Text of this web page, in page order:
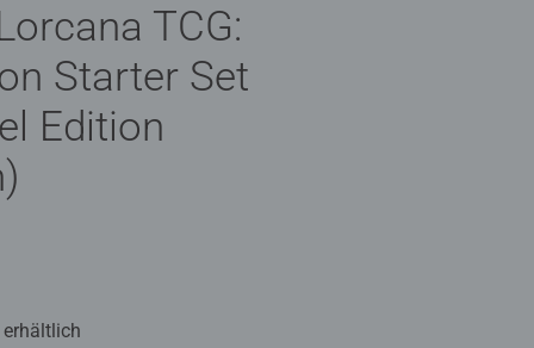
TCG:
Starter Set
Edition